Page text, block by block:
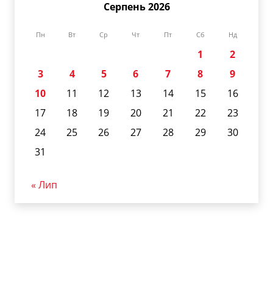
Серпень 2026
Пн Вт Ср Чт Пт Сб Нд
1
2
3
4 5 6 7 8
9
10
11 12 13 14 15
16
17
18 19 20 21 22
23
24
25 26 27 28 29
30
31
« Лип